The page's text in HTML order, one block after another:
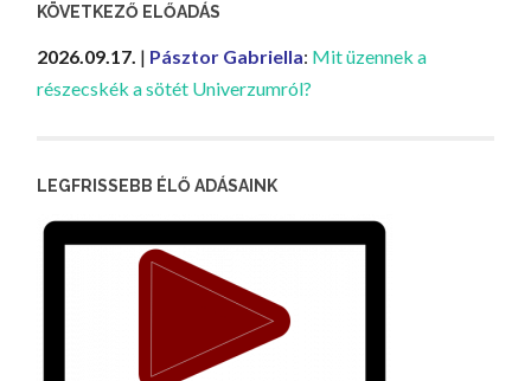
KÖVETKEZŐ ELŐADÁS
2026.09.17. | Pásztor Gabriella: Mit üzennek a
részecskék a sötét Univerzumról?
LEGFRISSEBB ÉLŐ ADÁSAINK